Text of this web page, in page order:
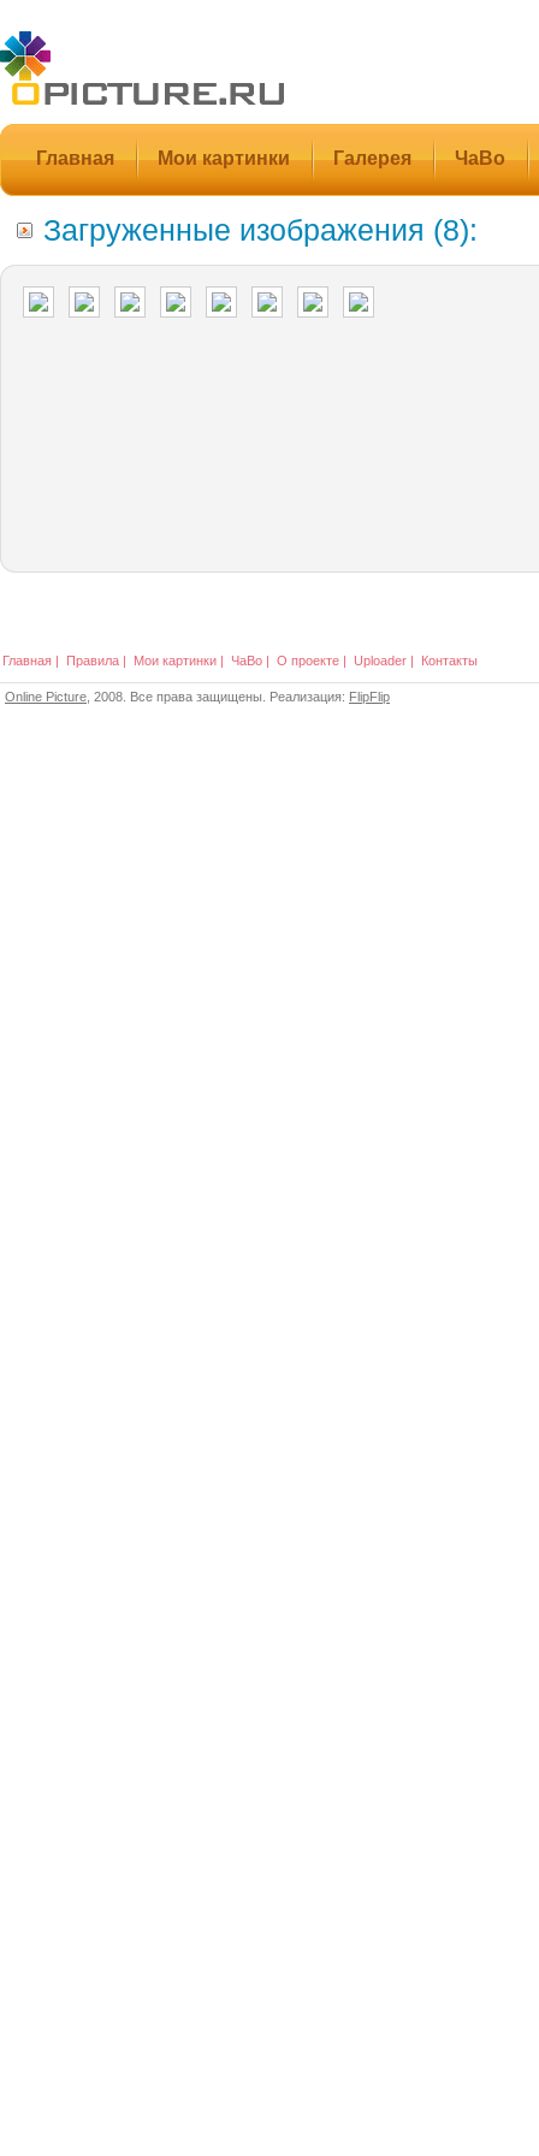
Главная Мои картинки Галерея ЧаВо
Загруженные изображения (8):
Главная | Правила | Мои картинки | ЧаВо | О проекте | Uploader | Контакты
Online Picture , 2008. Все права защищены. Реализация: FlipFlip